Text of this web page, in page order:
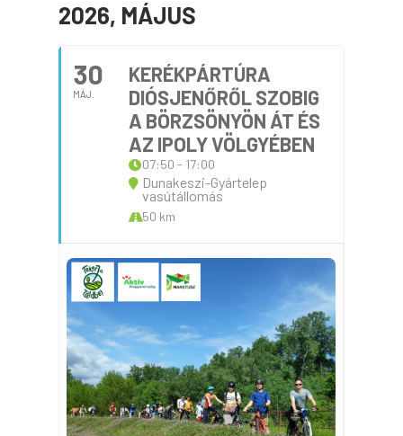
2026, MÁJUS
30
MÁJ.
KERÉKPÁRTÚRA
DIÓSJENŐRŐL SZOBIG
A BÖRZSÖNYÖN ÁT ÉS
AZ IPOLY VÖLGYÉBEN
07:50 - 17:00
Dunakeszi-Gyártelep
vasútállomás
50 km